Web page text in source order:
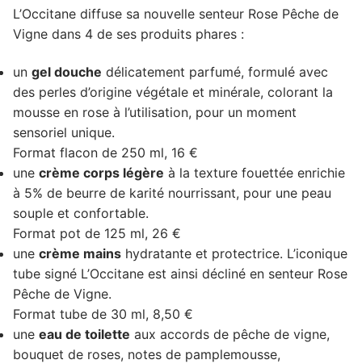
L’Occitane diffuse sa nouvelle senteur Rose Pêche de
Vigne dans 4 de ses produits phares :
un gel douche délicatement parfumé, formulé avec
des perles d’origine végétale et minérale, colorant la
mousse en rose à l’utilisation, pour un moment
sensoriel unique.
Format flacon de 250 ml, 16 €
une crème corps légère à la texture fouettée enrichie
à 5% de beurre de karité nourrissant, pour une peau
souple et confortable.
Format pot de 125 ml, 26 €
une crème mains hydratante et protectrice. L’iconique
tube signé L’Occitane est ainsi décliné en senteur Rose
Pêche de Vigne.
Format tube de 30 ml, 8,50 €
une eau de toilette aux accords de pêche de vigne,
bouquet de roses, notes de pamplemousse,